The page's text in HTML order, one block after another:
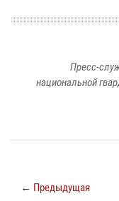
Пресс-
национальной
← Предыдущая